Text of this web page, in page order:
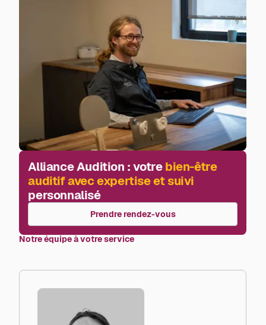
Alliance Audition : votrebien-être
auditif avec expertise et suivi
personnalisé
Prendre rendez-vous
Notre équipe à votre service